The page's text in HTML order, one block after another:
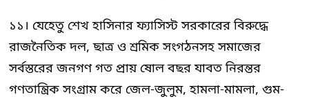
১১। যেহেতু শেখ হাসিনার ফ্যাসিস্ট সরকারের বিরুদ্ধে
রাজনৈতিক দল, ছাত্র ও শ্রমিক সংগঠনসহ সমাজের
সর্বস্তরের জনগণ গত প্রায় ষোল বছর যাবত নিরন্তর
গণতান্ত্রিক সংগ্রাম করে জেল-জুলুম, হামলা-মামলা, গুম-